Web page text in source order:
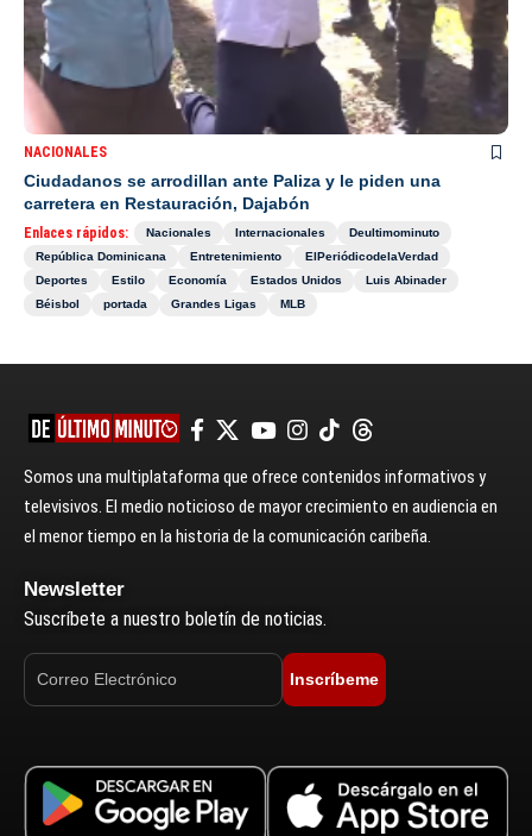
NACIONALES
Ciudadanos se arrodillan ante Paliza y le piden una
carretera en Restauración, Dajabón
Enlaces rápidos: Nacionales Internacionales
Deultimominuto
República Dominicana
Entretenimiento
ElPeriódicodelaVerdad
Deportes
Estilo Economía Estados Unidos
Luis Abinader
Béisbol
portada Grandes Ligas MLB
Somos una multiplataforma que ofrece contenidos informativos y
televisivos. El medio noticioso de mayor crecimiento en audiencia en
el menor tiempo en la historia de la comunicación caribeña.
Newsletter
Suscríbete a nuestro boletín de noticias.
Inscríbeme